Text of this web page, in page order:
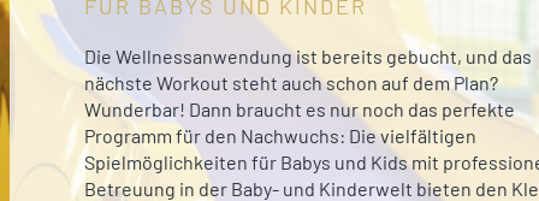
FÜR BABYS UND KINDER
Die Wellnessanwendung ist bereits gebucht, und das
nächste Workout steht auch schon auf dem Plan?
Wunderbar! Dann braucht es nur noch das perfekte
Programm für den Nachwuchs: Die vielfältigen
Spielmöglichkeiten für Babys und Kids mit
Betreuung in der Baby- und Kinderwelt bieten den